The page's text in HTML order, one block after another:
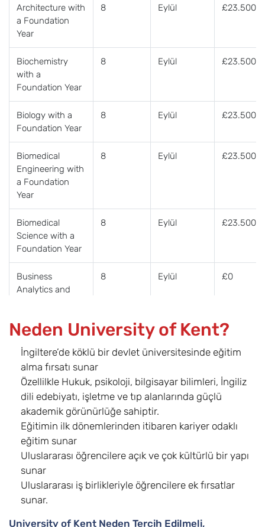
Architecture with
a Foundation
Year
8 Eylül £23.500
Biochemistry
with a
Foundation Year
8 Eylül £23.500
Biology with a
Foundation Year
8 Eylül £23.500
Biomedical
Engineering with
a Foundation
Year
8 Eylül £23.500
Biomedical
Science with a
Foundation Year
8 Eylül £23.500
Business
Analytics and
Foundation Year
8 Eylül £0
Business and
Management
with a
Foundation Year
8 Eylül £0
Business and
Marketing with a
Foundation Year
8 Eylül £0
Chemistry with a
Foundation Year
Economics with
8 Eylül
Neden University of Kent?
İngiltere’de köklü bir devlet üniversitesinde eğitim
alma fırsatı sunar
Özellilkle Hukuk, psikoloji, bilgisayar bilimleri, İngiliz
dili edebiyatı, işletme ve tıp alanlarında güçlü
akademik görünürlüğe sahiptir.
Eğitimin ilk dönemlerinden itibaren kariyer odaklı
eğitim sunar
Uluslararası öğrencilere açık ve çok kültürlü bir yapı
sunar
Uluslararası iş birlikleriyle öğrencilere ek fırsatlar
sunar.
University of Kent Neden Tercih Edilmeli,